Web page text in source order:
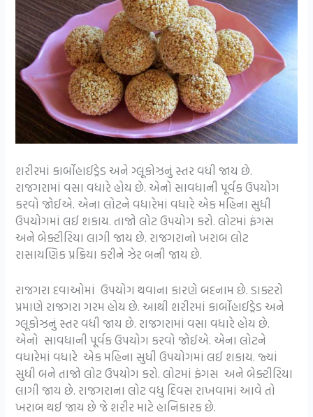
શરીરમાં કાર્બોહાઈડ્રેડ અને ગ્લૂકોઝનું સ્તર વધી જાય છે.
રાજગરામાં વસા વધારે હોય છે. એનો સાવધાની પૂર્વક ઉપયોગ
કરવો જોઈએ. એના લોટને વધારેમાં વધારે એક મહિના સુધી
ઉપયોગમાં લઈ શકાય. તાજો લોટ ઉપયોગ કરો. લોટમાં ફંગસ
અને બેક્ટીરિયા લાગી જાય છે. રાજગરાનો ખરાબ લોટ
રાસાયણિક પ્રક્રિયા કરીને ઝેર બની જાય છે.
રાજગરા દવાઓમાં ઉપયોગ થવાના કારણે બદનામ છે. ડાક્ટરો
પ્રમાણે રાજગરા ગરમ હોય છે. આથી શરીરમાં કાર્બોહાઈડ્રેડ અને
ગ્લૂકોઝનું સ્તર વધી જાય છે. રાજગરામાં વસા વધારે હોય છે.
એનો સાવધાની પૂર્વક ઉપયોગ કરવો જોઈએ. એના લોટને
વધારેમાં વધારે એક મહિના સુધી ઉપયોગમાં લઈ શકાય. જ્યાં
સુધી બને તાજો લોટ ઉપયોગ કરો. લોટમાં ફંગસ અને બેક્ટીરિયા
લાગી જાય છે. રાજગરાના લોટ વધુ દિવસ રાખવામાં આવે તો
ખરાબ થઈ જાય છે જે શરીર માટે હાનિકારક છે.